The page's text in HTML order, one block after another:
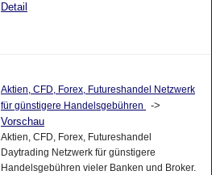
Detail
Aktien, CFD, Forex, Futureshandel Netzwerk
für günstigere Handelsgebühren
->
Vorschau
Aktien, CFD, Forex, Futureshandel
Daytrading Netzwerk für günstigere
Handelsgebühren vieler Banken und Broker.